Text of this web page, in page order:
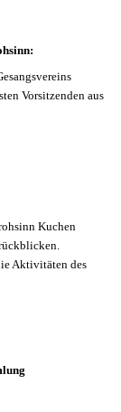
Vorsitzenden aus
Kuchen
Aktivitäten des